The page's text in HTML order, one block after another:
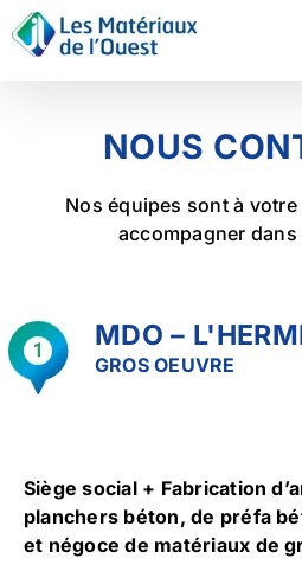
Passer
au
NOUS
Nos équipes sont à
accompagner
MDO –
GROS OEUVRE
Siège social + Fabrication
planchers béton, de préfa
et négoce de matériaux de